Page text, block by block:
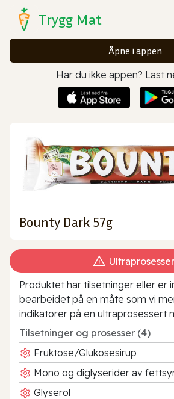
Trygg Mat
Åpne i appen
Har du ikke appen? Last
Bounty Dark 57g
Produktet har tilsetninger eller er
bearbeidet på en måte som vi
indikatorer på en ultraprosessert
Tilsetninger og prosesser (4)
Fruktose/Glukosesirup
Mono og diglyserider av
Glyserol